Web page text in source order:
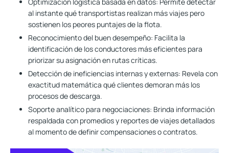
al instante qué transportistas realizan más viajes pero
sostienen los peores puntajes de la flota.
Reconocimiento del buen desempeño: Facilita la
identificación de los conductores más eficientes para
priorizar su asignación en rutas críticas.
Detección de ineficiencias internas y externas: Revela con
exactitud matemática qué clientes demoran más los
procesos de descarga.
Soporte analítico para negociaciones: Brinda información
respaldada con promedios y reportes de viajes detallados
al momento de definir compensaciones o contratos.